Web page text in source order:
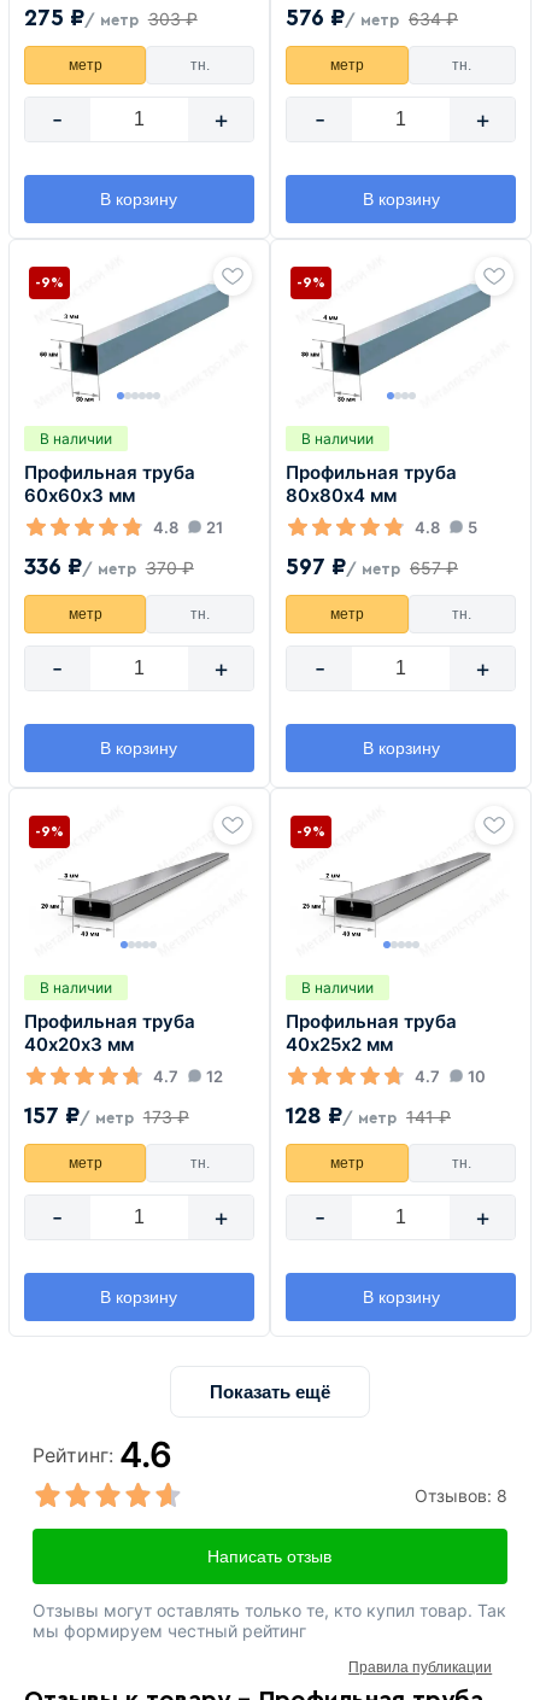
275 ₽/ метр 303 ₽
метр тн.
- +
В корзину
576 ₽/ метр 634 ₽
метр тн.
- +
В корзину
В наличии
Профильная труба
60х60х3 мм
4.8 21
336 ₽/ метр 370 ₽
-9%
метр тн.
- +
В корзину
В наличии
Профильная труба
80х80х4 мм
4.8 5
597 ₽/ метр 657 ₽
-9%
метр тн.
- +
В корзину
В наличии
Профильная труба
40х20х3 мм
4.7 12
157 ₽/ метр 173 ₽
-9%
метр тн.
- +
В корзину
В наличии
Профильная труба
40х25х2 мм
4.7 10
128 ₽/ метр 141 ₽
-9%
метр тн.
- +
В корзину
Показать ещё
Рейтинг: 4.6
Отзывов: 8
Написать отзыв
Отзывы могут оставлять только те, кто купил товар. Так
мы формируем честный рейтинг
Правила публикации